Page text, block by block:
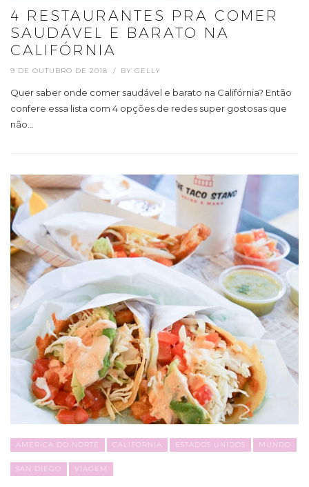
4 RESTAURANTES PRA COMER
SAUDÁVEL E BARATO NA
CALIFÓRNIA
9 DE OUTUBRO DE 2018 BY GELLY
Quer saber onde comer saudável e barato na Califórnia? Então
confere essa lista com 4 opções de redes super gostosas que
não…
AMÉRICA DO NORTE CALIFORNIA ESTADOS UNIDOS MUNDO
SAN DIEGO VIAGEM